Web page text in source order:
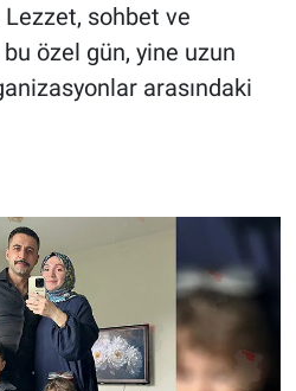
sohbet ve
bu özel gün, yine uzun
arasındaki